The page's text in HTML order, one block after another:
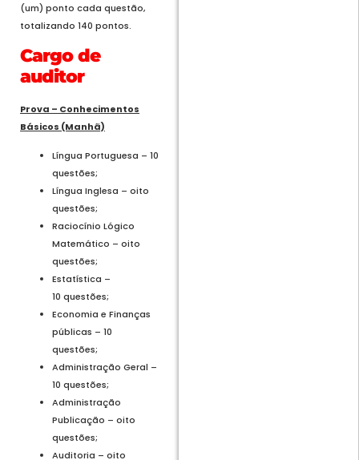
(um) ponto cada questão,
totalizando 140 pontos.
Cargo de
auditor
Prova – Conhecimentos
Básicos (Manhã)
Língua Portuguesa – 10
questões;
Língua Inglesa – oito
questões;
Raciocínio Lógico
Matemático – oito
questões;
Estatística –
10 questões;
Economia e Finanças
públicas – 10
questões;
Administração Geral –
10 questões;
Administração
Publicação – oito
questões;
Auditoria – oito